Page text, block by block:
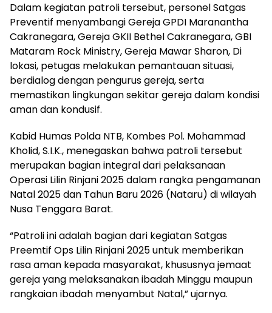
Dalam kegiatan patroli tersebut, personel Satgas
Preventif menyambangi Gereja GPDI Maranantha
Cakranegara, Gereja GKII Bethel Cakranegara, GBI
Mataram Rock Ministry, Gereja Mawar Sharon, Di
lokasi, petugas melakukan pemantauan situasi,
berdialog dengan pengurus gereja, serta
memastikan lingkungan sekitar gereja dalam kondisi
aman dan kondusif.
Kabid Humas Polda NTB, Kombes Pol. Mohammad
Kholid, S.I.K., menegaskan bahwa patroli tersebut
merupakan bagian integral dari pelaksanaan
Operasi Lilin Rinjani 2025 dalam rangka pengamanan
Natal 2025 dan Tahun Baru 2026 (Nataru) di wilayah
Nusa Tenggara Barat.
“Patroli ini adalah bagian dari kegiatan Satgas
Preemtif Ops Lilin Rinjani 2025 untuk memberikan
rasa aman kepada masyarakat, khususnya jemaat
gereja yang melaksanakan ibadah Minggu maupun
rangkaian ibadah menyambut Natal,” ujarnya.